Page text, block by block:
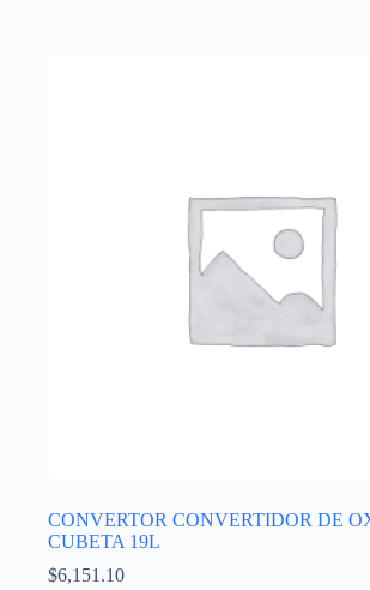
CONVERTOR CONVERTIDOR DE
CUBETA 19L
$6,151.10